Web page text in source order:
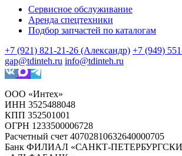
Сервисное обслуживание
Аренда спецтехники
Подбор запчастей по каталогам
+7 (921) 821-21-26 (Александр) +7 (949)
gap@tdinteh.ru info@tdinteh.ru
ООО «Интех»
ИНН 3525488048
КПП 352501001
ОГРН 1233500006728
Расчетный счет 40702810632640000705
Банк ФИЛИАЛ «САНКТ-